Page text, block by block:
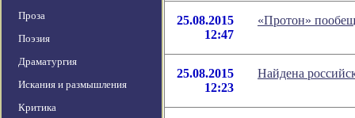
Проза
Поэзия
Драматургия
Искания и размышления
Критика
25.08.2015
12:47
«Протон»
25.08.2015
12:23
Найдена